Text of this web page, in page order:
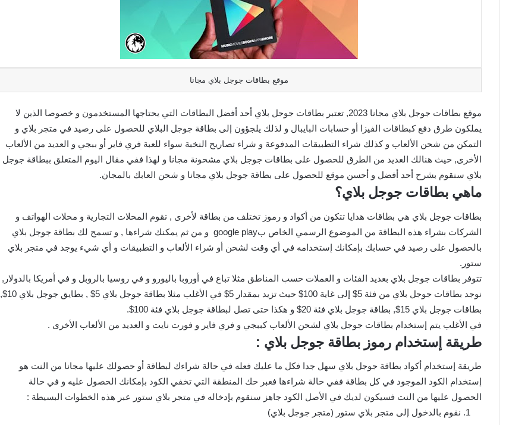
موقع بطاقات جوجل بلاي مجانا
موقع بطاقات جوجل بلاي مجانا 2023, تعتبر بطاقات جوجل بلاي أحد أفضل البطاقات التي يحتاجها المستخدمون و خصوصا الذين لا
يملكون طرق دفع كبطاقات الفيزا أو حسابات البايبال و لذلك يلجؤون إلى بطاقة جوجل البلاي للحصول على رصيد في متجر بلاي و
التمكن من شحن الألعاب و كذلك شراء التطبيقات المدفوعة و شراء تصاريح النخبة سواء للعبة فري فاير أو ببجي و العديد من الألعاب
الأخرى, حيث هنالك العديد من الطرق للحصول على بطاقات جوجل بلاي مشحونة مجانا و لهذا ففي مقال اليوم المتعلق ببطاقة جوجل
بلاي سنقوم بشرح أحد أفضل و أحسن موقع للحصول على بطاقة جوجل بلاي مجانا و شحن العابك بالمجان.
ماهي بطاقات جوجل بلاي؟
بطاقات جوجل بلاي هي بطاقات هدايا تتكون من أكواد و رموز تختلف من بطاقة لأخرى , تقوم المحلات التجارية و محلات الهواتف و
الشركات بشراء هذه البطاقة من الموضوع الرسمي الخاص بgoogle play و من ثم يمكنك شراءها , و تسمح لك بطاقة جوجل بلاي
بالحصول على رصيد في حسابك بإمكانك إستخدامه في أي وقت لشحن أو شراء الألعاب و التطبيقات و أي شيء يوجد في متجر بلاي
ستور.
تتوفر بطاقات جوجل بلاي بعديد الفئات و العملات حسب المناطق مثلا تباع في أوروبا باليورو و في روسيا بالروبل و في أمريكا بالدولار,
نوجد بطاقات جوجل بلاي من فئة 5$ إلى غاية 100$ حيث تزيد بمقدار 5$ في الأغلب مثلا بطاقة جوجل بلاي 5$ , بطايق جوجل بلاي 10$,
بطاقات جوجل بلاي 15$, بطاقة جوجل بلاي فئة 20$ و هكذا حتى تصل لبطاقة جوجل بلاي فئة 100$.
في الأغلب يتم إستخدام بطاقات جوجل بلاي لشحن الألعاب كببجي و فري فاير و فورت نايت و العديد من الألعاب الأخرى .
طريقة إستخدام رموز بطاقة جوجل بلاي :
طريقة إستخدام أكواد بطاقة جوجل بلاي سهل جدا فكل ما عليك فعله في حالة شراءك لبطاقة أو حصولك عليها مجانا من النت هو
إستخدام الكود الموجود في كل بطاقة ففي حالة شراءها فعبر حك المنطقة التي تخفي الكود بإمكانك الحصول عليه و في حالة
الحصول عليها من النت فسيكون لديك في الأصل الكود جاهز سنقوم بإدخاله في متجر بلاي ستور عبر هذه الخطوات البسيطة :
نقوم بالدخول إلى متجر بلاي ستور (متجر جوجل بلاي)